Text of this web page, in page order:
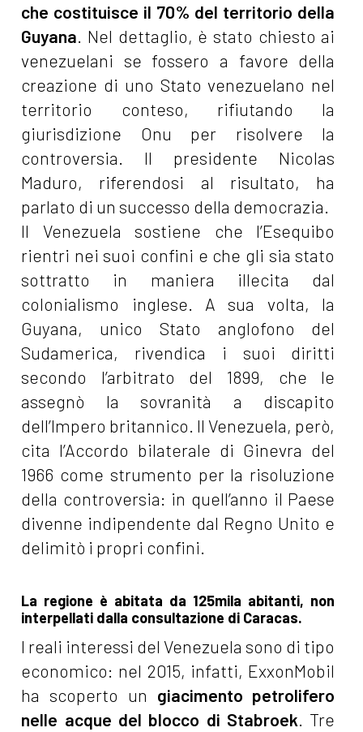
che costituisce il 70% del territorio della
Guyana . Nel dettaglio, è stato chiesto ai
venezuelani se fossero a favore della
creazione di uno Stato venezuelano nel
territorio conteso, rifiutando la
giurisdizione Onu per risolvere la
controversia. Il presidente Nicolas
Maduro, riferendosi al risultato, ha
parlato di un successo della democrazia.
Il Venezuela sostiene che l’Esequibo
rientri nei suoi confini e che gli sia stato
sottratto in maniera illecita dal
colonialismo inglese. A sua volta, la
Guyana, unico Stato anglofono del
Sudamerica, rivendica i suoi diritti
secondo l’arbitrato del 1899, che le
assegnò la sovranità a discapito
dell’Impero britannico. Il Venezuela, però,
cita l’Accordo bilaterale di Ginevra del
1966 come strumento per la risoluzione
della controversia: in quell’anno il Paese
divenne indipendente dal Regno Unito e
delimitò i propri confini.
La regione è abitata da 125mila abitanti, non
interpellati dalla consultazione di Caracas.
I reali interessi del Venezuela sono di tipo
economico: nel 2015, infatti, ExxonMobil
ha scoperto un giacimento petrolifero
nelle acque del blocco di Stabroek . Tre